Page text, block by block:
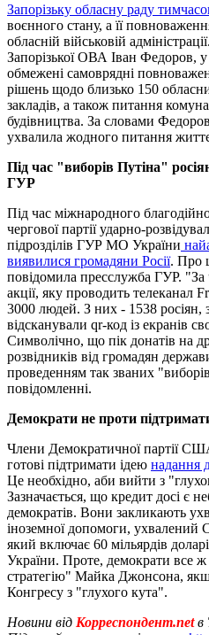
Запорізьку обласну раду
воєнного стану, а її
обласній військовій
Запорізької ОВА Іван Федоров,
обмежені самоврядні
рішень щодо близько 150
закладів, а також питання
будівництва. За словами
ухвалила жодного питання
Під час "виборів Путіна"
ГУР
Під час міжнародного
чергової партії ударно-
підрозділів ГУР МО України
виявилися громадяни Росії. Про
повідомила пресслужба ГУР. "За
акції, яку проводить телеканал
3000 людей. З них - 1538 росіян,
відсканували qr-код із екранів
Символічно, що пік донатів на
розвідників від громадян
проведенням так званих
повідомленні.
Демократи не проти
Члени Демократичної партії
готові підтримати ідею надання
Це необхідно, аби вийти з
Зазначається, що кредит досі є
демократів. Вони закликають
іноземної допомоги, ухвалений
який включає 60 мільярдів
України. Проте, демократи все
стратегію" Майка Джонсона,
Конгресу з "глухого кута".
Новини від Корреспондент.netв